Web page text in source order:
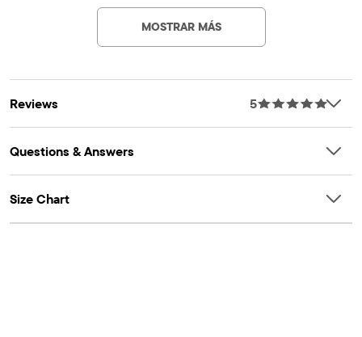
MOSTRAR MÁS
Reviews 5
Questions & Answers
Size Chart